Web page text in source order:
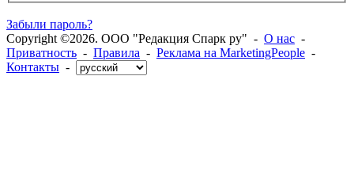
Забыли пароль?
Copyright ©2026. ООО "Редакция Спарк ру" - О нас -
Приватность - Правила - Реклама на MarketingPeople -
Контакты -